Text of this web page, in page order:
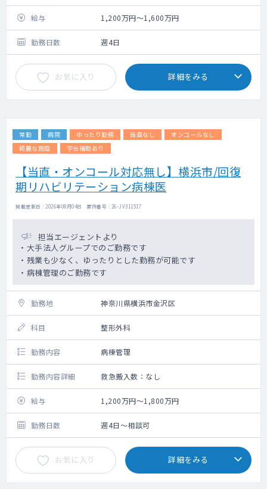
給与 1,200万円～1,600万円
勤務日数 週4日
お気に入り 詳細をみる
常勤 病院 ゆったり勤務 当直なし
オンコールなし
綺麗な施設
学会補助あり
【当直・オンコール対応無し】横浜市/回復
期リハビリテーション病棟医
掲載更新日 : 2026年08月04日 案件番号 : 26-JV311517
担当エージェントより
・大手法人グループでのご勤務です
・残業も少なく、ゆったりとした勤務が可能です
・病棟管理のご勤務です
勤務地 神奈川県横浜市金沢区
科目 整形外科
勤務内容 病棟管理
勤務内容詳細 救急搬入数：なし
給与 1,200万円～1,800万円
勤務日数 週4日～相談可
お気に入り 詳細をみる